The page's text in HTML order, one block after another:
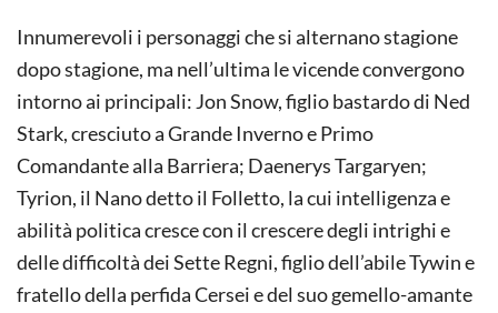
Innumerevoli i personaggi che si alternano stagione
dopo stagione, ma nell’ultima le vicende convergono
intorno ai principali: Jon Snow, figlio bastardo di Ned
Stark, cresciuto a Grande Inverno e Primo
Comandante alla Barriera; Daenerys Targaryen;
Tyrion, il Nano detto il Folletto, la cui intelligenza e
abilità politica cresce con il crescere degli intrighi e
delle difficoltà dei Sette Regni, figlio dell’abile Tywin e
fratello della perfida Cersei e del suo gemello-amante